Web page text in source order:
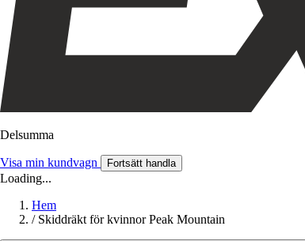
Delsumma
Visa min kundvagn Fortsätt handla
Loading...
Hem
/ Skiddräkt för kvinnor Peak Mountain